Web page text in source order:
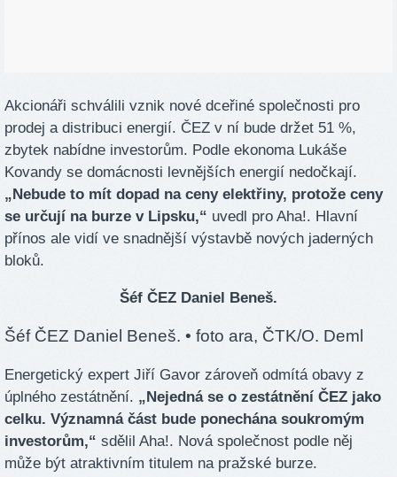
Akcionáři schválili vznik nové dceřiné společnosti pro
prodej a distribuci energií. ČEZ v ní bude držet 51 %,
zbytek nabídne investorům. Podle ekonoma Lukáše
Kovandy se domácnosti levnějších energií nedočkají.
„Nebude to mít dopad na ceny elektřiny, protože ceny
se určují na burze v Lipsku,“ uvedl pro Aha!. Hlavní
přínos ale vidí ve snadnější výstavbě nových jaderných
bloků.
Šéf ČEZ Daniel Beneš.
Šéf ČEZ Daniel Beneš. • foto ara, ČTK/O. Deml
Energetický expert Jiří Gavor zároveň odmítá obavy z
úplného zestátnění. „Nejedná se o zestátnění ČEZ jako
celku. Významná část bude ponechána soukromým
investorům,“ sdělil Aha!. Nová společnost podle něj
může být atraktivním titulem na pražské burze.